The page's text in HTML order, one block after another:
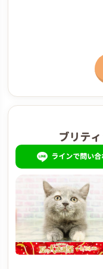
ブリテ
ラインで問い